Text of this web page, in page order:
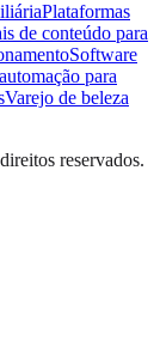
Plataformas
de conteúdo para
Software
para
Varejo de beleza
reservados.